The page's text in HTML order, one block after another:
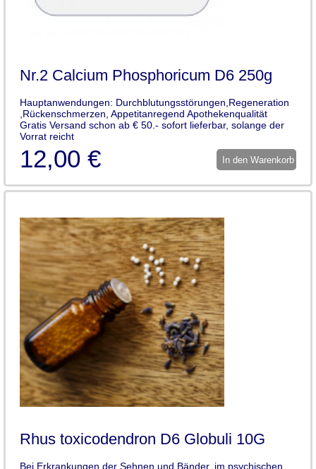
Nr.2 Calcium Phosphoricum D6 250g
Hauptanwendungen: Durchblutungsstörungen,Regeneration
,Rückenschmerzen, Appetitanregend Apothekenqualität
Gratis Versand schon ab € 50.- sofort lieferbar, solange der
Vorrat reicht
12,00 € In den Warenkorb
Rhus toxicodendron D6 Globuli 10G
Bei Erkrankungen der Sehnen und Bänder, im psychischen